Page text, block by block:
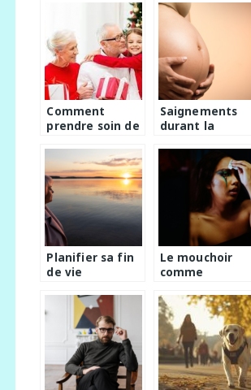
vue de feliciter
de nouveaux
parents
efficacement
Comment
prendre soin de
cette periode
de fetes ?
Saignements
durant la
implications
Planifier sa fin
de vie
quels
avantages ?
Le mouchoir
comme
apprenez a
exploiter son
potentiel